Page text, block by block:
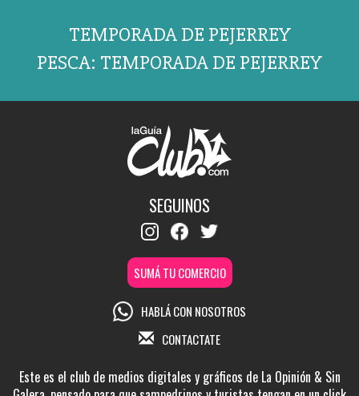
TEMPORADA DE PEJERREY
PESCA: TEMPORADA DE PEJERREY
SEGUINOS
SUMÁ TU COMERCIO
HABLÁ CON NOSOTROS
CONTACTATE
Este es el club de medios digitales y gráficos de La Opinión & Sin